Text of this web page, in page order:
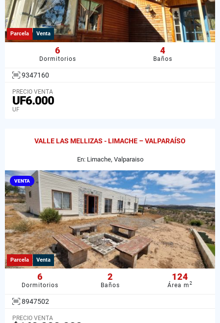
Parcela Venta
6
Dormitorios
4
Baños
9347160
PRECIO VENTA
UF6.000
UF
VALLE LAS MELLIZAS - LIMACHE – VALPARAÍSO
En: Limache, Valparaiso
VENTA
Parcela Venta
6
Dormitorios
2
Baños
124
Área m2
8947502
PRECIO VENTA